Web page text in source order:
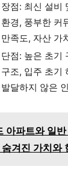
장점: 최신 설비
환경, 풍부한 커
만족도, 자산 가
단점: 높은 초기
구조, 입주 초기
발달하지 않은
아파트와 일
겨진 가치와